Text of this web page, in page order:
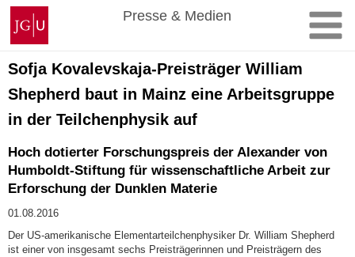
Zum
Inhalt
springen
Johannes
Gutenberg-
Universität
Mainz
Presse & Medien
Sofja Kovalevskaja-Preisträger William
Shepherd baut in Mainz eine Arbeitsgruppe
in der Teilchenphysik auf
Hoch dotierter Forschungspreis der Alexander von
Humboldt-Stiftung für wissenschaftliche Arbeit zur
Erforschung der Dunklen Materie
01.08.2016
Der US-amerikanische Elementarteilchenphysiker Dr. William Shepherd
ist einer von insgesamt sechs Preisträgerinnen und Preisträgern des